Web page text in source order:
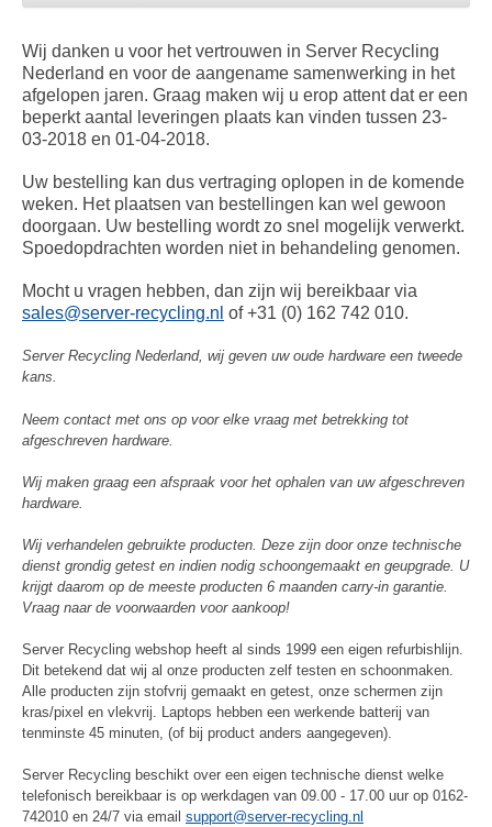
Wij danken u voor het vertrouwen in Server Recycling
Nederland en voor de aangename samenwerking in het
afgelopen jaren. Graag maken wij u erop attent dat er een
beperkt aantal leveringen plaats kan vinden tussen 23-
03-2018 en 01-04-2018.
Uw bestelling kan dus vertraging oplopen in de komende
weken. Het plaatsen van bestellingen kan wel gewoon
doorgaan. Uw bestelling wordt zo snel mogelijk verwerkt.
Spoedopdrachten worden niet in behandeling genomen.
Mocht u vragen hebben, dan zijn wij bereikbaar via
sales@server-recycling.nl of +31 (0) 162 742 010.
Server Recycling Nederland, wij geven uw oude hardware een tweede
kans.
Neem contact met ons op voor elke vraag met betrekking tot
afgeschreven hardware.
Wij maken graag een afspraak voor het ophalen van uw afgeschreven
hardware.
Wij verhandelen gebruikte producten. Deze zijn door onze technische
dienst grondig getest en indien nodig schoongemaakt en geupgrade. U
krijgt daarom op de meeste producten 6 maanden carry-in garantie.
Vraag naar de voorwaarden voor aankoop!
Server Recycling webshop heeft al sinds 1999 een eigen refurbishlijn.
Dit betekend dat wij al onze producten zelf testen en schoonmaken.
Alle producten zijn stofvrij gemaakt en getest, onze schermen zijn
kras/pixel en vlekvrij. Laptops hebben een werkende batterij van
tenminste 45 minuten, (of bij product anders aangegeven).
Server Recycling beschikt over een eigen technische dienst welke
telefonisch bereikbaar is op werkdagen van 09.00 - 17.00 uur op 0162-
742010 en 24/7 via email support@server-recycling.nl